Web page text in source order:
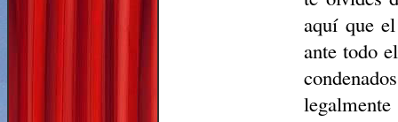
aquí que
ante todo